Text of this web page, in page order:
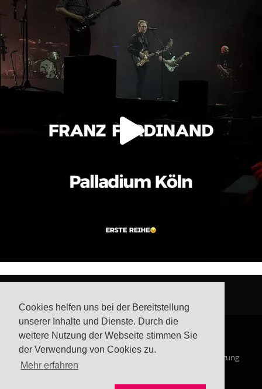
Cookies helfen uns bei der Bereitstellung
unserer Inhalte und Dienste. Durch die
weitere Nutzung der Webseite stimmen Sie
der Verwendung von Cookies zu.
Mehr erfahren
© Steffis Schreibsicht 2026 Datenschutzerklärung